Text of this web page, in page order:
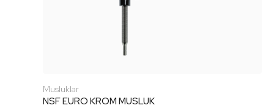
Musluklar
NSF EURO KROM MUSLUK